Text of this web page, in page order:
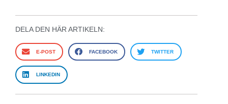
DELA DEN HÄR ARTIKELN:
E-POST FACEBOOK TWITTER
LINKEDIN